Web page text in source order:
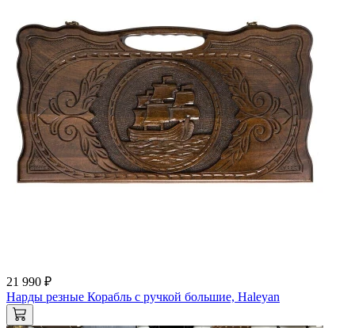
21 990 ₽
Нарды резные Корабль с ручкой большие, Haleyan